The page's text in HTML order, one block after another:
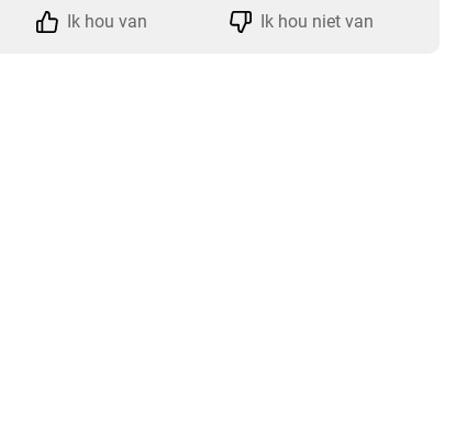
Ik hou van Ik hou niet van